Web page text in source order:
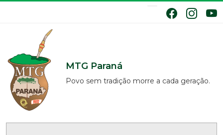
MTG Paraná
Povo sem tradição morre a cada geração.